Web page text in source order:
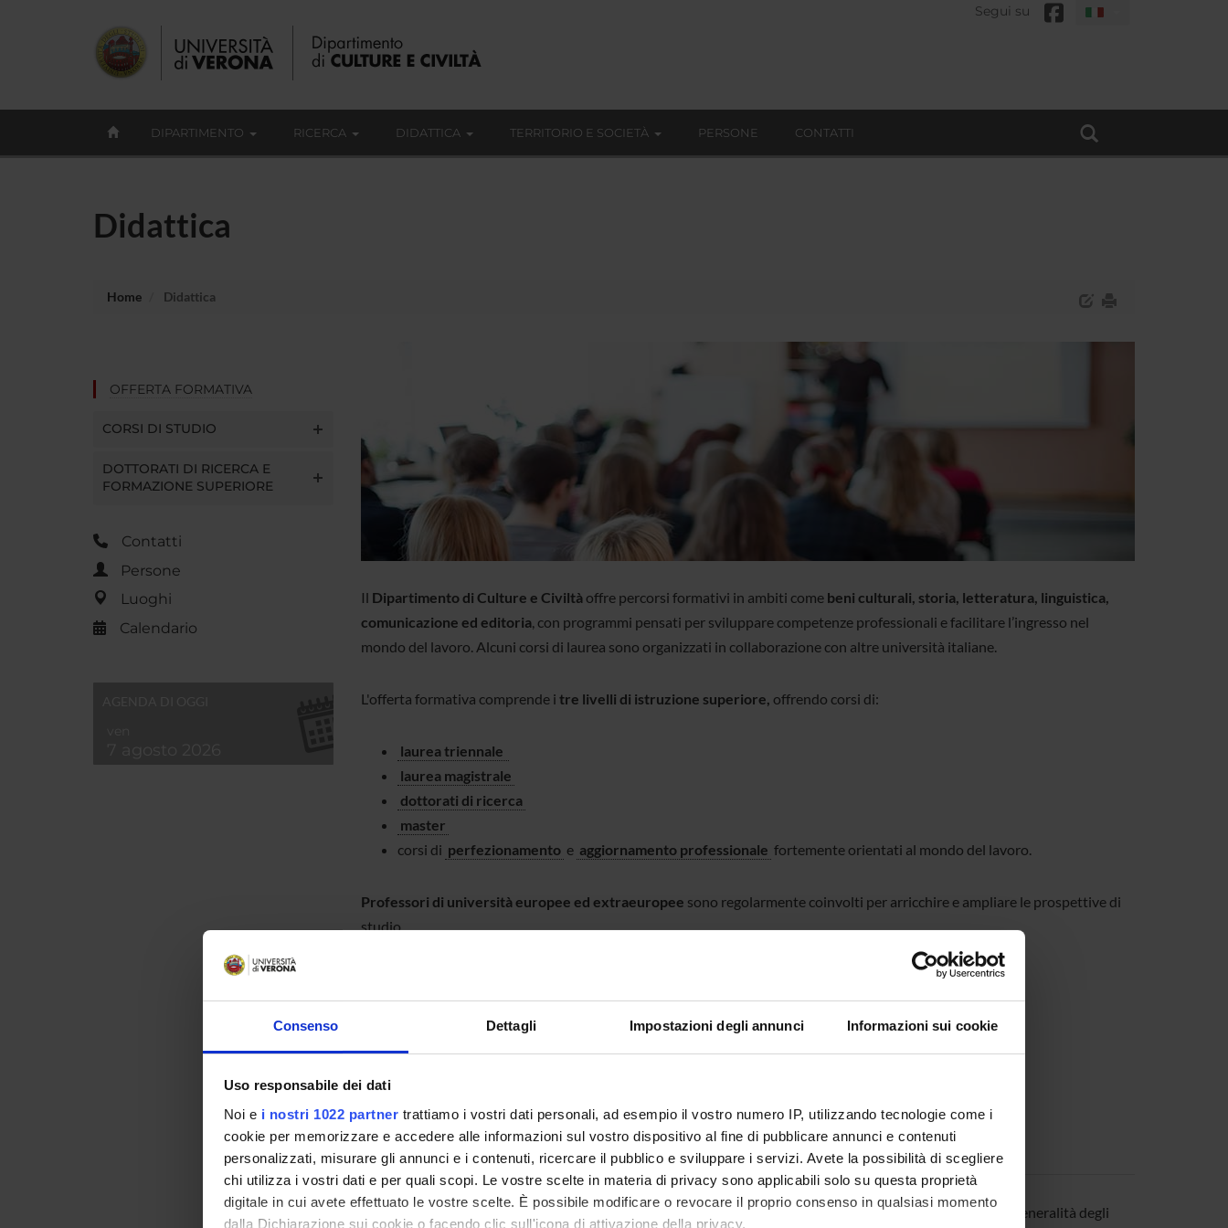
Consenso Dettagli Impostazioni degli annunci Informazioni sui cookie
Uso responsabile dei dati
Noi e i nostri 1022 partner trattiamo i vostri dati personali, ad esempio il vostro numero IP, utilizzando tecnologie come i
cookie per memorizzare e accedere alle informazioni sul vostro dispositivo al fine di pubblicare annunci e contenuti
personalizzati, misurare gli annunci e i contenuti, ricercare il pubblico e sviluppare i servizi. Avete la possibilità di scegliere
chi utilizza i vostri dati e per quali scopi. Le vostre scelte in materia di privacy sono applicabili solo su questa proprietà
digitale in cui avete effettuato le vostre scelte. È possibile modificare o revocare il proprio consenso in qualsiasi momento
dalla Dichiarazione sui cookie o facendo clic sull'icona di attivazione della privacy.
Segui su
DIPARTIMENTO RICERCA DIDATTICA TERRITORIO E SOCIETÀ PERSONE CONTATTI
Didattica
Home Didattica
OFFERTA FORMATIVA
CORSI DI STUDIO
DOTTORATI DI RICERCA E
FORMAZIONE SUPERIORE
Contatti
Persone
Luoghi
Calendario
Il Dipartimento di Culture e Civiltàoffre percorsi formativi in ambiti come beni culturali, storia, letteratura, linguistica,
comunicazione ed editoria, con programmi pensati per sviluppare competenze professionali e facilitare l’ingresso nel
mondo del lavoro. Alcuni corsi di laurea sono organizzati in collaborazione con altre università italiane.
L'offerta formativa comprende i tre livelli di istruzione superiore, offrendo corsi di:
laurea triennale
laurea magistrale
dottorati di ricerca
master
corsi di perfezionamento e aggiornamento professionale fortemente orientati al mondo del lavoro.
Professori di università europee ed extraeuropee sono regolarmente coinvolti per arricchire e ampliare le prospettive di
studio.
Per maggiori informazioni sui percorsi di studio e le opportunità formative, visita i siti dei singoli corsi.
Primo piano Didattica Avvisi per Studenti
Nel Primo Piano della didattica vengono mostrati gli eventi e le scadenze di particolare importanza per la generalità degli